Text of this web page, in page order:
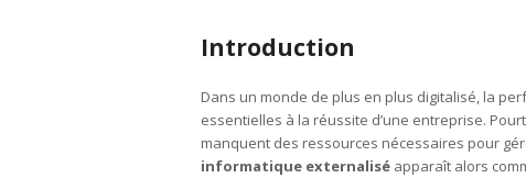
Introduction
Dans un monde de plus en plus digitalisé, la
essentielles à la réussite d’une entreprise.
manquent des ressources nécessaires pour
informatique externalisé apparaît alors